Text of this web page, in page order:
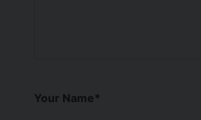
Your Name*